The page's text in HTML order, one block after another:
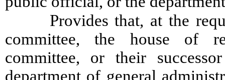
Provides that, at the
committee, the house of
committee, or their
department of general